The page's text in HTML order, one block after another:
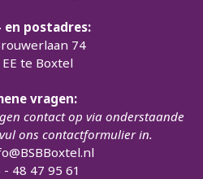
en postadres:
74
te Boxtel
vragen:
contact op via onderstaande
ons contactformulier in.
- 48 47 95 61